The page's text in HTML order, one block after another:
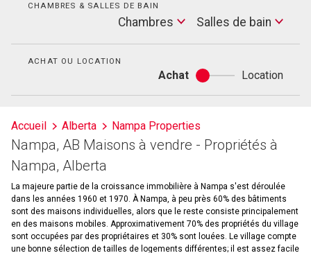
CHAMBRES & SALLES DE BAIN
Chambres
Salles
de
Salles de bain
ACHAT OU LOCATION
Achat
Achat
ou
Location
Accueil Alberta Nampa Properties
Nampa, AB Maisons à vendre - Propriétés à
Nampa, Alberta
La majeure partie de la croissance immobilière à Nampa s'est déroulée
dans les années 1960 et 1970. À Nampa, à peu près 60% des bâtiments
sont des maisons individuelles, alors que le reste consiste principalement
en des maisons mobiles. Approximativement 70% des propriétés du village
sont occupées par des propriétaires et 30% sont louées. Le village compte
une bonne sélection de tailles de logements différentes; il est assez facile